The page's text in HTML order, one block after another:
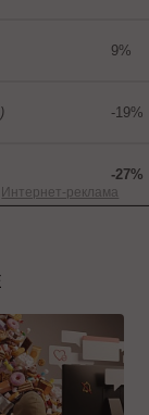
9%
) -19%
-27%
Интернет-реклама